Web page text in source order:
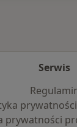
Serwis
prywatności